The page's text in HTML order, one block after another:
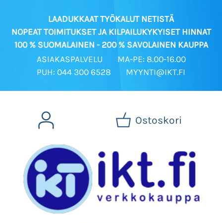
LAADUKKAAT TYÖKALUT NETISTÄ
NOPEAT TOIMITUKSET JA KILPAILUKYKYISET HINNAT
100 % SUOMALAINEN - 200 % SAVOLAINEN KAUPPA
ASIAKASPALVELU
MA-PE: 8.00-16.00
PUH: 044 300 6528
MYYNTI@IKT.FI
Ostoskori